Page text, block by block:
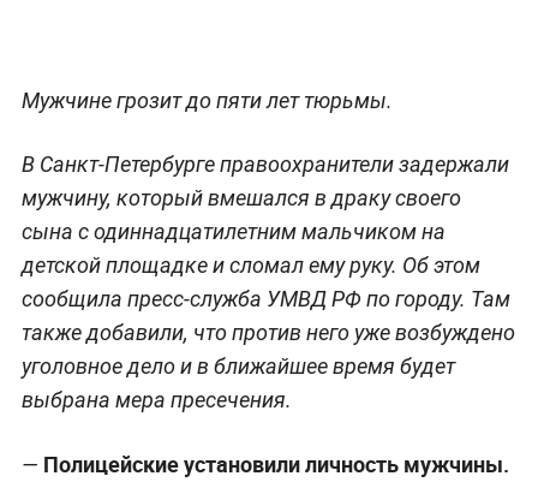
Мужчине грозит до пяти лет тюрьмы.
В Санкт-Петербурге правоохранители задержали
мужчину, который вмешался в драку своего
сына с одиннадцатилетним мальчиком на
детской площадке и сломал ему руку. Об этом
сообщила пресс-служба УМВД РФ по городу. Там
также добавили, что против него уже возбуждено
уголовное дело и в ближайшее время будет
выбрана мера пресечения.
— Полицейские установили личность мужчины.